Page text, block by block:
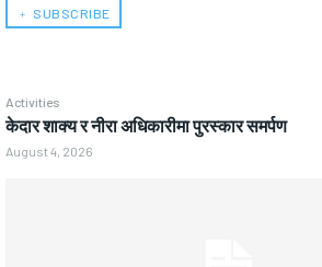
﹢ SUBSCRIBE
Activities
केदार शाक्य र नीरा अधिकारीमा पुरस्कार समर्पण
August 4, 2026